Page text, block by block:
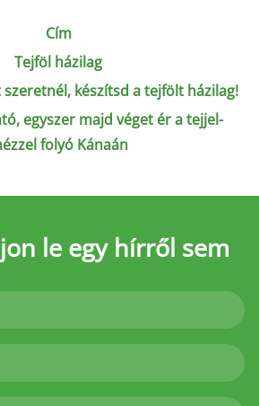
Cím
Tejföl házilag
készítsd a tejfölt házilag!
egyszer majd véget ér a tejjel-
folyó Kánaán
le egy hírről sem